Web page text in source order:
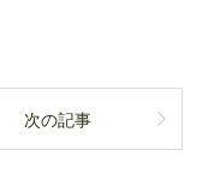
次の記事